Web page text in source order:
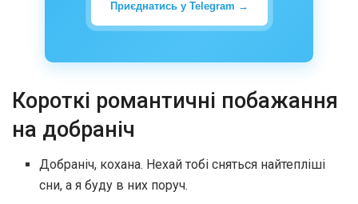
Приєднатись у Telegram →
Короткі романтичні побажання
на добраніч
Добраніч, кохана. Нехай тобі сняться найтепліші
сни, а я буду в них поруч.